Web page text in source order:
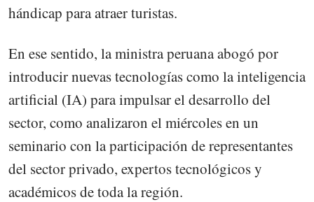
hándicap para atraer turistas.
En ese sentido, la ministra peruana abogó por
introducir nuevas tecnologías como la inteligencia
artificial (IA) para impulsar el desarrollo del
sector, como analizaron el miércoles en un
seminario con la participación de representantes
del sector privado, expertos tecnológicos y
académicos de toda la región.